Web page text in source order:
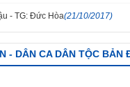
- TG: Đức Hòa(21/10/2017)
- DÂN CA DÂN TỘC BẢN